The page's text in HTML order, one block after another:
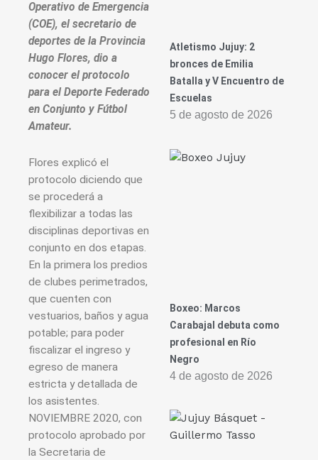
Operativo de Emergencia
(COE), el secretario de
deportes de la Provincia
Hugo Flores, dio a
conocer el protocolo
para el Deporte Federado
en Conjunto y Fútbol
Amateur.
Flores explicó el
protocolo diciendo que
se procederá a
flexibilizar a todas las
disciplinas deportivas en
conjunto en dos etapas.
En la primera los predios
de clubes perimetrados,
que cuenten con
vestuarios, baños y agua
potable; para poder
fiscalizar el ingreso y
egreso de manera
estricta y detallada de
los asistentes.
NOVIEMBRE 2020, con
protocolo aprobado por
la Secretaria de
Atletismo Jujuy: 2
bronces de Emilia
Batalla y V Encuentro de
Escuelas
5 de agosto de 2026
Boxeo: Marcos
Carabajal debuta como
profesional en Río
Negro
4 de agosto de 2026